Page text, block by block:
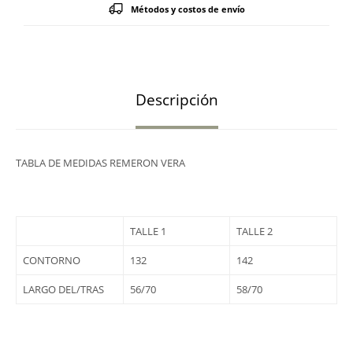
Métodos y costos de envío
Descripción
TABLA DE MEDIDAS REMERON VERA
TALLE 1 TALLE 2
CONTORNO 132 142
LARGO DEL/TRAS 56/70 58/70